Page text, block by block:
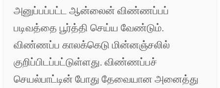
அனுப்பப்பட்ட ஆன்லைன் விண்ணப்பப்
படிவத்தை பூர்த்தி செய்ய வேண்டும்.
விண்ணப்ப காலக்கெடு மின்னஞ்சலில்
குறிப்பிடப்பட்டுள்ளது. விண்ணப்பச்
செயல்பாட்டின் போது தேவையான அனைத்து